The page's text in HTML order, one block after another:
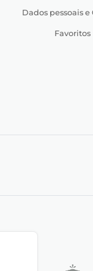
Dados pessoais e
Favoritos